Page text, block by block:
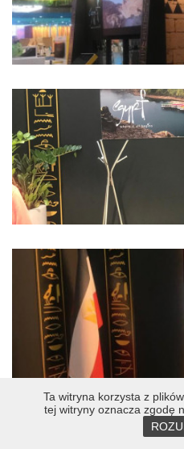
Ta witryna korzysta z
tej witryny oznacza zgodę